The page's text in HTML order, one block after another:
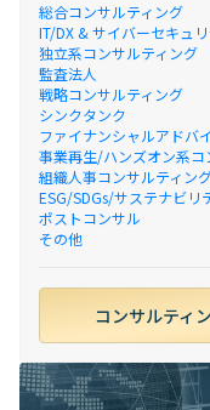
総合コンサルティング
IT/DX & サイバーセキュ
独立系コンサルティング
監査法人
戦略コンサルティング
シンクタンク
ファイナンシャルアドバ
事業再生/ハンズオン系コ
組織人事コンサルティン
ESG/SDGs/サステナビリ
ポストコンサル
その他
コンサルティ